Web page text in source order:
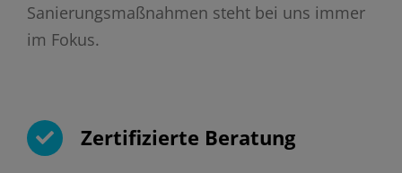
Sanierungsmaßnahmen steht bei uns immer
im Fokus.
Zertifizierte Beratung